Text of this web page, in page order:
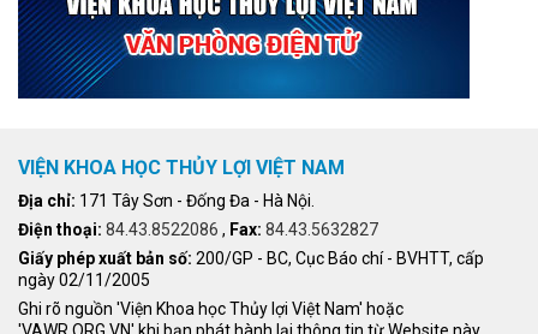
VIỆN KHOA HỌC THỦY LỢI VIỆT NAM
Địa chỉ: 171 Tây Sơn - Đống Đa - Hà Nội.
Điện thoại: 84.43.8522086 , Fax: 84.43.5632827
Giấy phép xuất bản số: 200/GP - BC, Cục Báo chí - BVHTT, cấp
ngày 02/11/2005
Ghi rõ nguồn 'Viện Khoa học Thủy lợi Việt Nam' hoặc
'VAWR.ORG.VN' khi bạn phát hành lại thông tin từ Website này.